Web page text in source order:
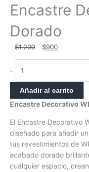
Encastre
Dorado
$1.200
precio
era:
$1.200.
$900El
precio
es:
$900.
-
Decorativo
WPC
Dorado
cantidad
Añadir al carrito
Encastre Decorativo
El Encastre Decorativo
diseñado para añadir
tus revestimientos de
acabado dorado
cualquier espacio,